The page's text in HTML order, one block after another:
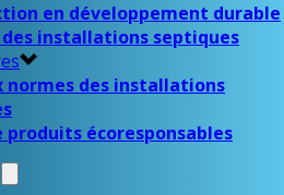
en développement durable
installations septiques
normes des installations
produits écoresponsables